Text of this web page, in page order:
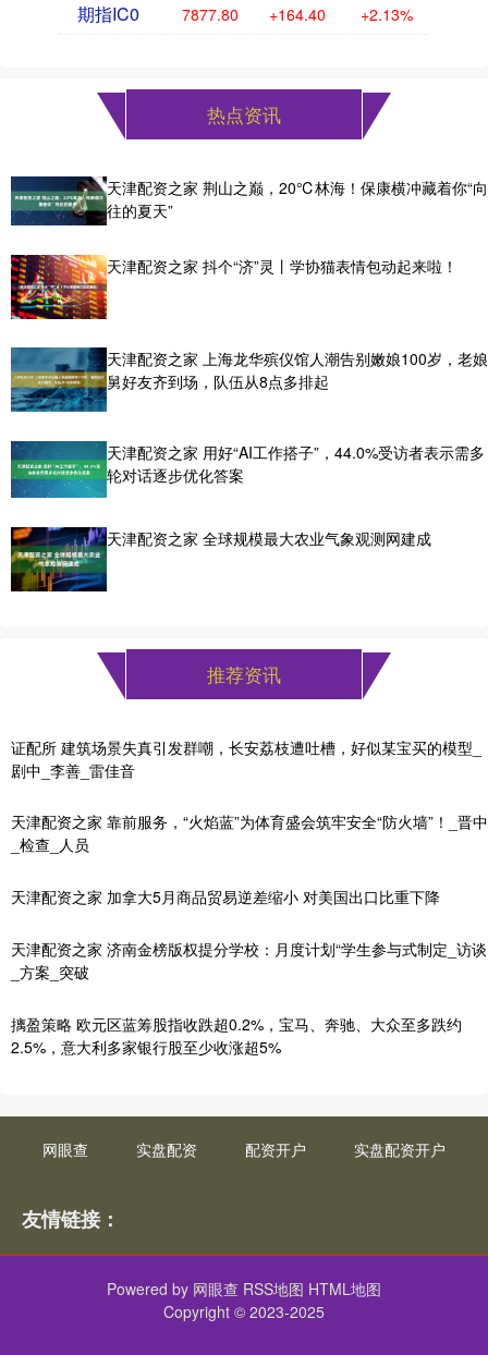
期指IC0 7877.80 +164.40 +2.13%
热点资讯
天津配资之家 荆山之巅，20℃林海！保康横冲藏着你“向
往的夏天”
天津配资之家 抖个“济”灵丨学协猫表情包动起来啦！
天津配资之家 上海龙华殡仪馆人潮告别嫩娘100岁，老娘
舅好友齐到场，队伍从8点多排起
天津配资之家 用好“AI工作搭子”，44.0%受访者表示需多
轮对话逐步优化答案
天津配资之家 全球规模最大农业气象观测网建成
推荐资讯
证配所 建筑场景失真引发群嘲，长安荔枝遭吐槽，好似某宝买的模型_
剧中_李善_雷佳音
天津配资之家 靠前服务，“火焰蓝”为体育盛会筑牢安全“防火墙”！_晋中
_检查_人员
天津配资之家 加拿大5月商品贸易逆差缩小 对美国出口比重下降
天津配资之家 济南金榜版权提分学校：月度计划“学生参与式制定_访谈
_方案_突破
摛盈策略 欧元区蓝筹股指收跌超0.2%，宝马、奔驰、大众至多跌约
2.5%，意大利多家银行股至少收涨超5%
网眼查 实盘配资 配资开户 实盘配资开户
友情链接：
Powered by 网眼查 RSS地图 HTML地图
Copyright © 2023-2025